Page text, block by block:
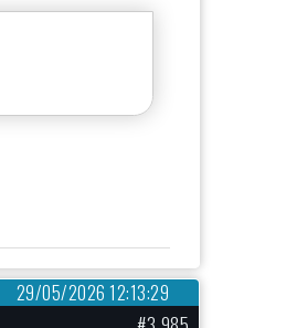
29/05/2026 12:13:29